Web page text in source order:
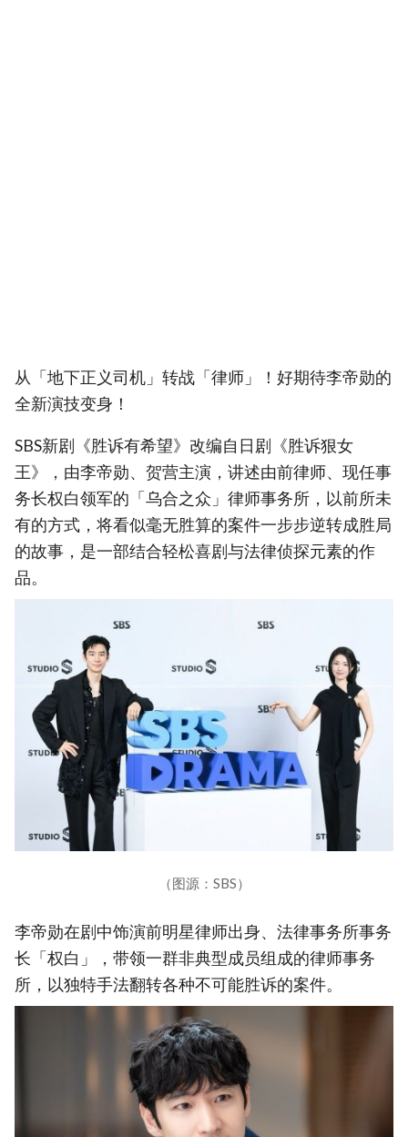
从「地下正义司机」转战「律师」！好期待李帝勋的
全新演技变身！
SBS新剧《胜诉有希望》改编自日剧《胜诉狠女
王》，由李帝勋、贺营主演，讲述由前律师、现任事
务长权白领军的「乌合之众」律师事务所，以前所未
有的方式，将看似毫无胜算的案件一步步逆转成胜局
的故事，是一部结合轻松喜剧与法律侦探元素的作
品。
（图源：SBS）
李帝勋在剧中饰演前明星律师出身、法律事务所事务
长「权白」，带领一群非典型成员组成的律师事务
所，以独特手法翻转各种不可能胜诉的案件。